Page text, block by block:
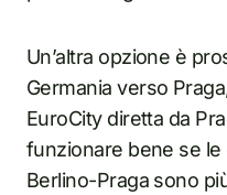
Un’altra opzione è
Germania verso
EuroCity diretta da
funzionare bene se
Berlino-Praga sono